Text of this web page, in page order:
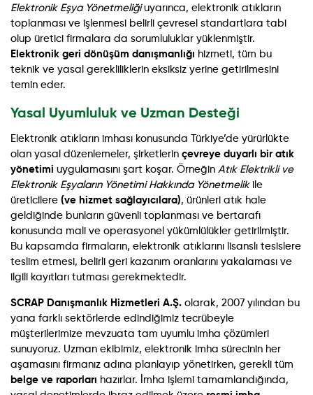
Elektronik Eşya Yönetmeliğiuyarınca, elektronik atıkların
toplanması ve işlenmesi belirli çevresel standartlara tabi
olup üretici firmalara da sorumluluklar yüklenmiştir.
Elektronik geri dönüşüm danışmanlığı hizmeti, tüm bu
teknik ve yasal gerekliliklerin eksiksiz yerine getirilmesini
temin eder.
Yasal Uyumluluk ve Uzman Desteği
Elektronik atıkların imhası konusunda Türkiye’de yürürlükte
olan yasal düzenlemeler, şirketlerin çevreye duyarlı bir atık
yönetimi uygulamasını şart koşar. Örneğin Atık Elektrikli ve
Elektronik Eşyaların Yönetimi Hakkında Yönetmelikile
üreticilere (ve hizmet sağlayıcılara), ürünleri atık hale
geldiğinde bunların güvenli toplanması ve bertarafı
konusunda mali ve operasyonel yükümlülükler getirilmiştir.
Bu kapsamda firmaların, elektronik atıklarını lisanslı tesislere
teslim etmesi, belirli geri kazanım oranlarını yakalaması ve
ilgili kayıtları tutması gerekmektedir.
SCRAP Danışmanlık Hizmetleri A.Ş. olarak, 2007 yılından bu
yana farklı sektörlerde edindiğimiz tecrübeyle
müşterilerimize mevzuata tam uyumlu imha çözümleri
sunuyoruz. Uzman ekibimiz, elektronik imha sürecinin her
aşamasını firmanız adına planlayıp yönetirken, gerekli tüm
belge ve raporları hazırlar. İmha işlemi tamamlandığında,